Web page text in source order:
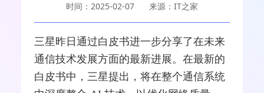
时间：2025-02-07 来源：IT之家
三星昨日通过白皮书进一步分享了在未来
通信技术发展方面的最新进展。在最新的
白皮书中，三星提出，将在整个通信系统